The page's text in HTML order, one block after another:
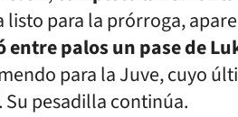
para la prórroga,
entre palos un pase de
para la Juve, cuyo
pesadilla continúa.